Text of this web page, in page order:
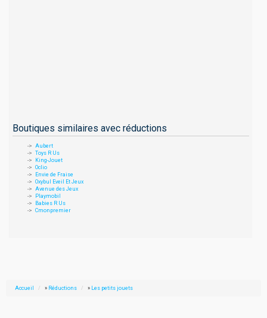
Boutiques similaires avec réductions
Aubert
Toys R Us
King-Jouet
Oclio
Envie de Fraise
Oxybul Eveil Et Jeux
Avenue des Jeux
Playmobil
Babies R Us
Cmonpremier
Accueil » Réductions » Les petits jouets